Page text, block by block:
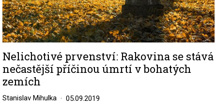
Nelichotivé prvenství: Rakovina se stává
nečastější příčinou úmrtí v bohatých
zemích
Stanislav Mihulka 05.09.2019